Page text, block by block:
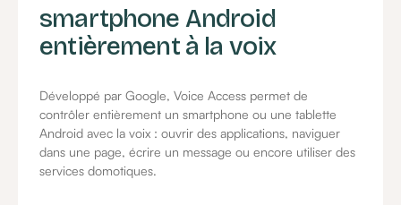
smartphone Android
entièrement à la voix
Développé par Google, Voice Access permet de
contrôler entièrement un smartphone ou une tablette
Android avec la voix : ouvrir des applications, naviguer
dans une page, écrire un message ou encore utiliser des
services domotiques.